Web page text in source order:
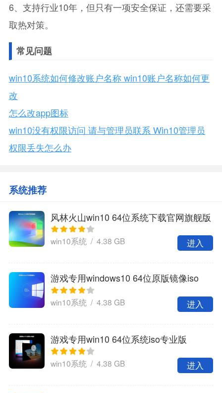
6、支持行业10年，但只有一项安全保证，还需要采
取热对策。
常见问题
win10系统如何修改账户名称 win10账户名称如何更
改
怎么改app图标
win10没有权限访问 请与管理员联系 Win10管理员
权限丢失怎么办
系统推荐
风林火山win10 64位系统下载官网旗舰版
win10系统 / 4.38 GB 进入
游戏专用windows10 64位原版镜像iso
win10系统 / 4.38 GB 进入
游戏专用win10 64位系统iso专业版
win10系统 / 4.38 GB 进入